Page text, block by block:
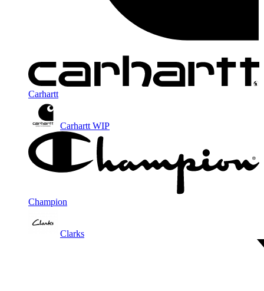
Carhartt
Carhartt WIP
Champion
Clarks